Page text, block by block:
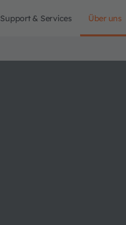
Support & Services Über uns